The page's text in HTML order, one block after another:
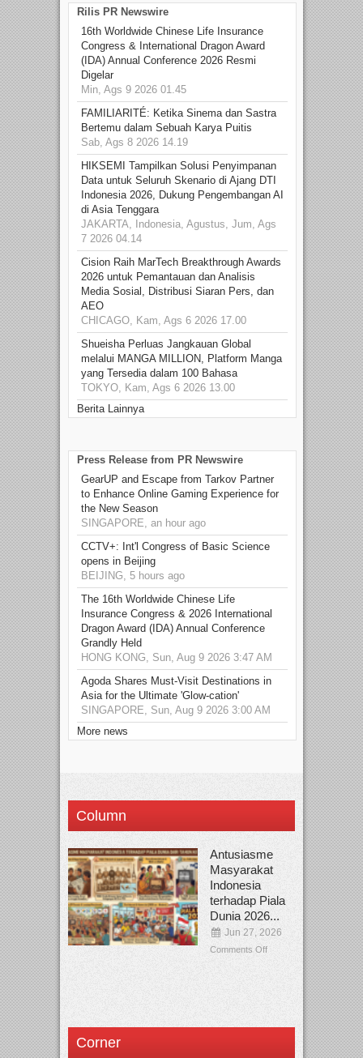
Rilis PR Newswire
16th Worldwide Chinese Life Insurance
Congress & International Dragon Award
(IDA) Annual Conference 2026 Resmi
Digelar
Min, Ags 9 2026 01.45
FAMILIARITÉ: Ketika Sinema dan Sastra
Bertemu dalam Sebuah Karya Puitis
Sab, Ags 8 2026 14.19
HIKSEMI Tampilkan Solusi Penyimpanan
Data untuk Seluruh Skenario di Ajang DTI
Indonesia 2026, Dukung Pengembangan AI
di Asia Tenggara
JAKARTA, Indonesia, Agustus, Jum, Ags
7 2026 04.14
Cision Raih MarTech Breakthrough Awards
2026 untuk Pemantauan dan Analisis
Media Sosial, Distribusi Siaran Pers, dan
AEO
CHICAGO, Kam, Ags 6 2026 17.00
Shueisha Perluas Jangkauan Global
melalui MANGA MILLION, Platform Manga
yang Tersedia dalam 100 Bahasa
TOKYO, Kam, Ags 6 2026 13.00
Berita Lainnya
Press Release from PR Newswire
GearUP and Escape from Tarkov Partner
to Enhance Online Gaming Experience for
the New Season
SINGAPORE, an hour ago
CCTV+: Int'l Congress of Basic Science
opens in Beijing
BEIJING, 5 hours ago
The 16th Worldwide Chinese Life
Insurance Congress & 2026 International
Dragon Award (IDA) Annual Conference
Grandly Held
HONG KONG, Sun, Aug 9 2026 3:47 AM
Agoda Shares Must-Visit Destinations in
Asia for the Ultimate 'Glow-cation'
SINGAPORE, Sun, Aug 9 2026 3:00 AM
More news
Column
Antusiasme
Masyarakat
Indonesia
terhadap Piala
Dunia 2026...
Jun 27, 2026
Comments Off
Corner